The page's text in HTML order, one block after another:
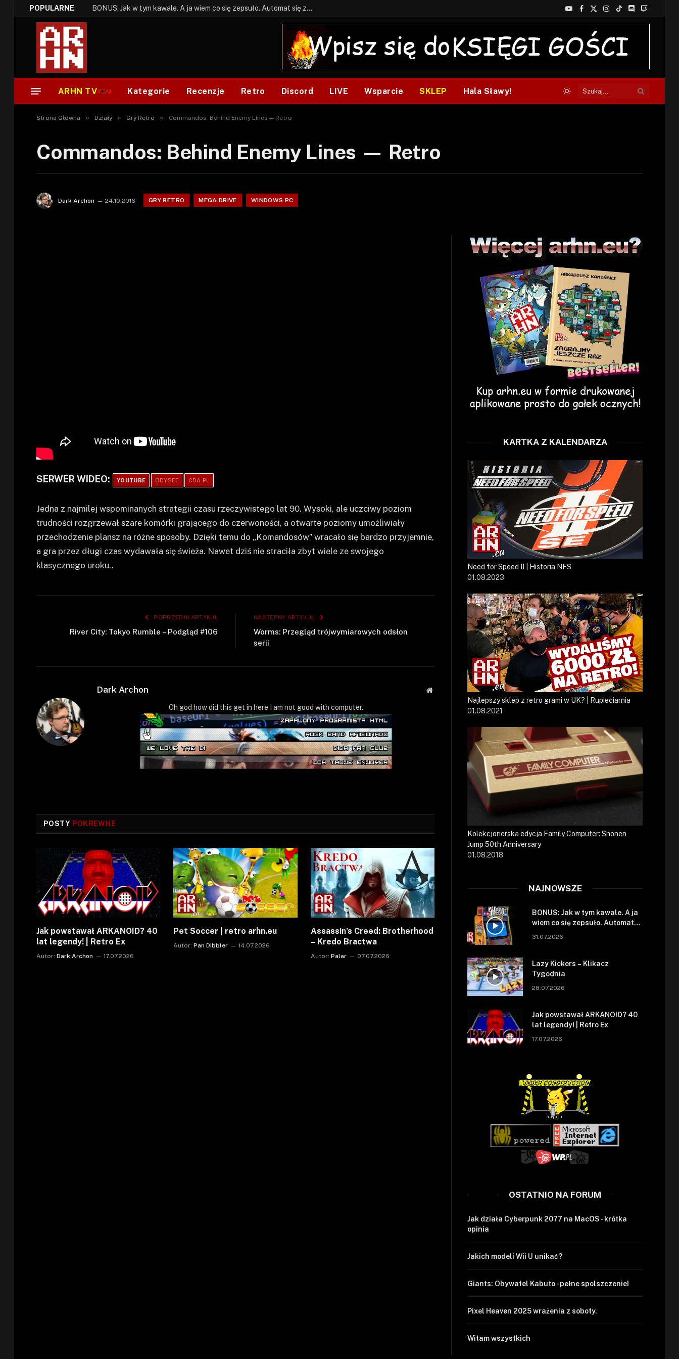
POPULARNE BONUS: Jak w tym kawale. A ja wiem co się zepsuło. Automat się zepsuł.
YouTube
Facebook
X
(Twitter)
Instagram
TikTokDiscordTwitch
ARHN TV Kategorie Recenzje Retro Discord LIVE Wsparcie SKLEP Hala Sławy!
Strona Główna » Działy » Gry Retro » Commandos: Behind Enemy Lines — Retro
Commandos: Behind Enemy Lines — Retro
Dark Archon 24.10.2016 GRY RETRO MEGA DRIVE WINDOWS PC
SERWER WIDEO: YOUTUBE ODYSEE CDA.PL
Jedna z najmilej wspominanych strategii czasu rzeczywistego lat 90. Wysoki, ale uczciwy poziom
trudności rozgrzewał szare komórki grającego do czerwoności, a otwarte poziomy umożliwiały
przechodzenie plansz na różne sposoby. Dzięki temu do „Komandosów” wracało się bardzo przyjemnie,
a gra przez długi czas wydawała się świeża. Nawet dziś nie straciła zbyt wiele ze swojego
klasycznego uroku..
POPRZEDNI ARTYKUŁ
River City: Tokyo Rumble – Podgląd #106
NASTĘPNY ARTYKUŁ
Worms: Przegląd trójwymiarowych odsłon
serii
Dark Archon
Strona
Oh god how did this get in here I am not good with computer.
POSTY POKREWNE
Jak powstawał ARKANOID? 40
lat legendy! | Retro Ex
Autor: Dark Archon 17.07.2026
Pet Soccer | retro arhn.eu
Autor: Pan Dibbler 14.07.2026
Assassin’s Creed: Brotherhood
– Kredo Bractwa
Autor: Palar 07.07.2026
KARTKA Z KALENDARZA
Need for Speed II | Historia NFS
01.08.2023
Najlepszy sklep z retro grami w UK? | Rupieciarnia
01.08.2021
Kolekcjonerska edycja Family Computer: Shonen
Jump 50th Anniversary
01.08.2018
NAJNOWSZE
BONUS: Jak w tym kawale. A ja
wiem co się zepsuło. Automat
się zepsuł.
31.07.2026
Lazy Kickers – Klikacz
Tygodnia
28.07.2026
Jak powstawał ARKANOID? 40
lat legendy! | Retro Ex
17.07.2026
OSTATNIO NA FORUM
Jak działa Cyberpunk 2077 na MacOS - krótka
opinia
Jakich modeli Wii U unikać?
Giants: Obywatel Kabuto - pełne spolszczenie!
Pixel Heaven 2025 wrażenia z soboty.
Witam wszystkich